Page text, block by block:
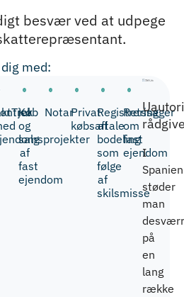
besvær ved at udpege
med:
Køb
og
salg
af
fast
ejendom
NotarPrivat
købsaftale
Registrering
af
bodeling
som
følge
af
skilsmisse
Retssager
om
fast
ejendom
I
Spanien
støder
man
på
en
lang
række